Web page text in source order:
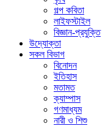
গল্প ক‌বিতা
লাইফস্টাইল
বিজ্ঞান-প্রযুক্তি
উদ্যোক্তা
সকল বিভাগ
বিনোদন
ইতিহাস
মতামত
ক্যাম্পাস
গণমাধ্যম
নারী ও শিশু